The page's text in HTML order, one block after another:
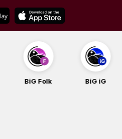
BiG Folk BiG iG